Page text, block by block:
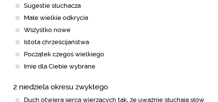
Sugestie słuchacza
Małe wielkie odkrycia
Wszystko nowe
Istota chrześcijaństwa
Początek czegoś wielkiego
Imię dla Ciebie wybrane
2 niedziela okresu zwykłego
Duch otwiera serca wierzących tak, że uważnie słuchają słów